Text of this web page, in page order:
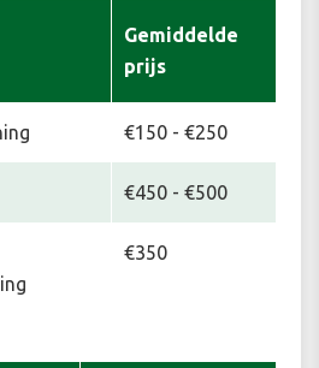
Gemiddelde
prijs
€150 - €250
€450 - €500
€350